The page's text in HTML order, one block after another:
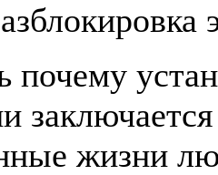
почему
жизни